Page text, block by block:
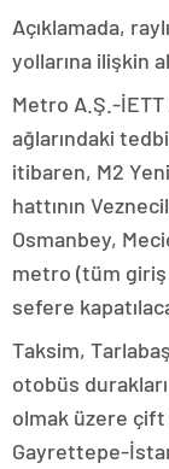
Açıklamada,
yollarına ilişkin
Metro A.Ş.-İETT
ağlarındaki
itibaren, M2
hattının
Osmanbey,
metro (tüm giriş
sefere
Taksim,
otobüs
olmak üzere çift
Gayrettepe-